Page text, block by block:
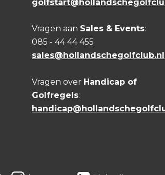
Vragen aan Sales & Events:
085 - 44 44 455
sales@hollandschegolfclub.nl
Vragen over Handicap of
Golfregels: